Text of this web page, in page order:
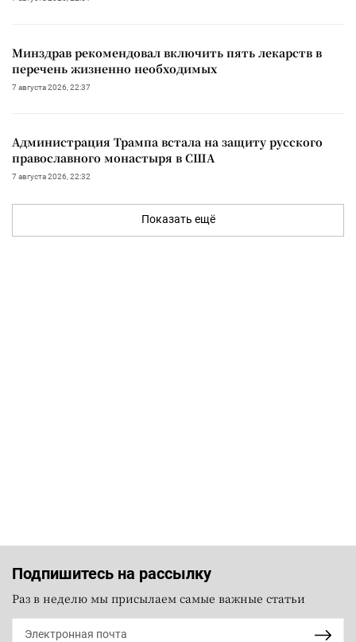
Минздрав рекомендовал включить пять лекарств в
перечень жизненно необходимых
7 августа 2026, 22:37
Администрация Трампа встала на защиту русского
православного монастыря в США
7 августа 2026, 22:32
Показать ещё
Подпишитесь на рассылку
Раз в неделю мы присылаем самые важные статьи